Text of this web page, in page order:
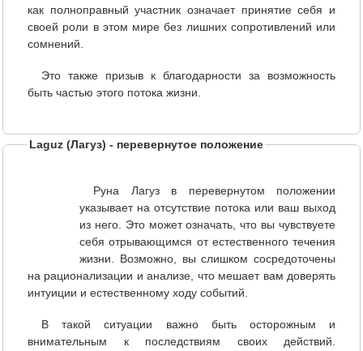
как полноправный участник означает принятие себя и
своей роли в этом мире без лишних сопротивлений или
сомнений.
Это также призыв к благодарности за возможность
быть частью этого потока жизни.
Laguz (Лагуз) - перевернутое положение
Руна Лагуз в перевернутом положении
указывает на отсутствие потока или ваш выход
из него. Это может означать, что вы чувствуете
себя отрывающимся от естественного течения
жизни. Возможно, вы слишком сосредоточены
на рационализации и анализе, что мешает вам доверять
интуиции и естественному ходу событий.
В такой ситуации важно быть осторожным и
внимательным к последствиям своих действий.